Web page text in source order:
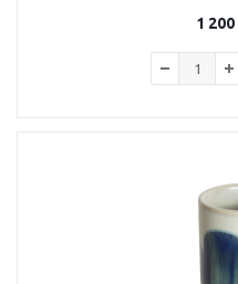
1 200